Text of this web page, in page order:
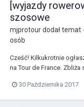
[wyjazdy
szosowe
mjprotourdodał temat
osób
Cześć! Kilkukrotnie
na Tour de France.
Wychodzimy naprzeciw
30 Października 2017